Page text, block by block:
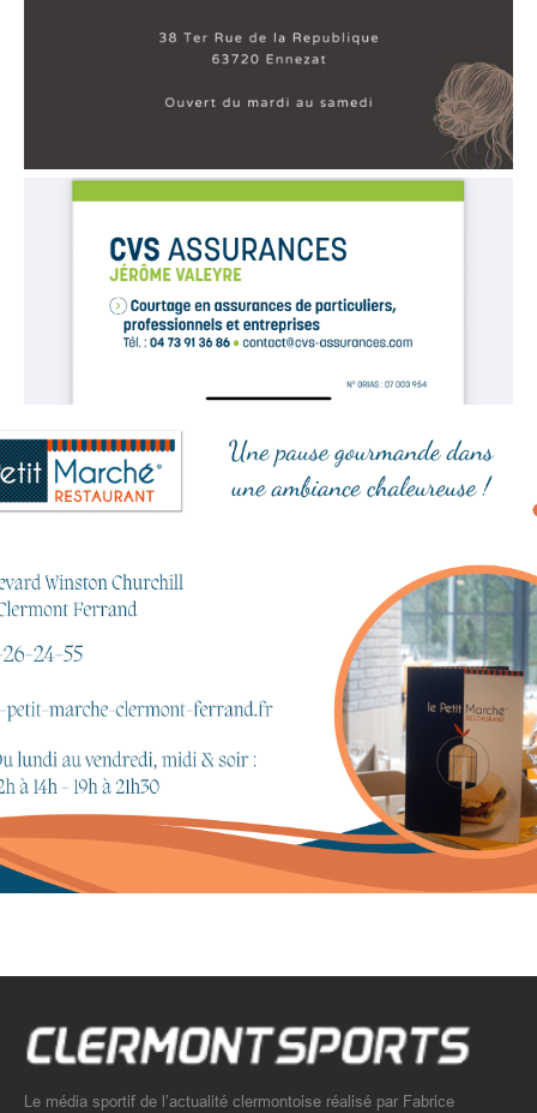
Le média sportif de l’actualité clermontoise réalisé par Fabrice